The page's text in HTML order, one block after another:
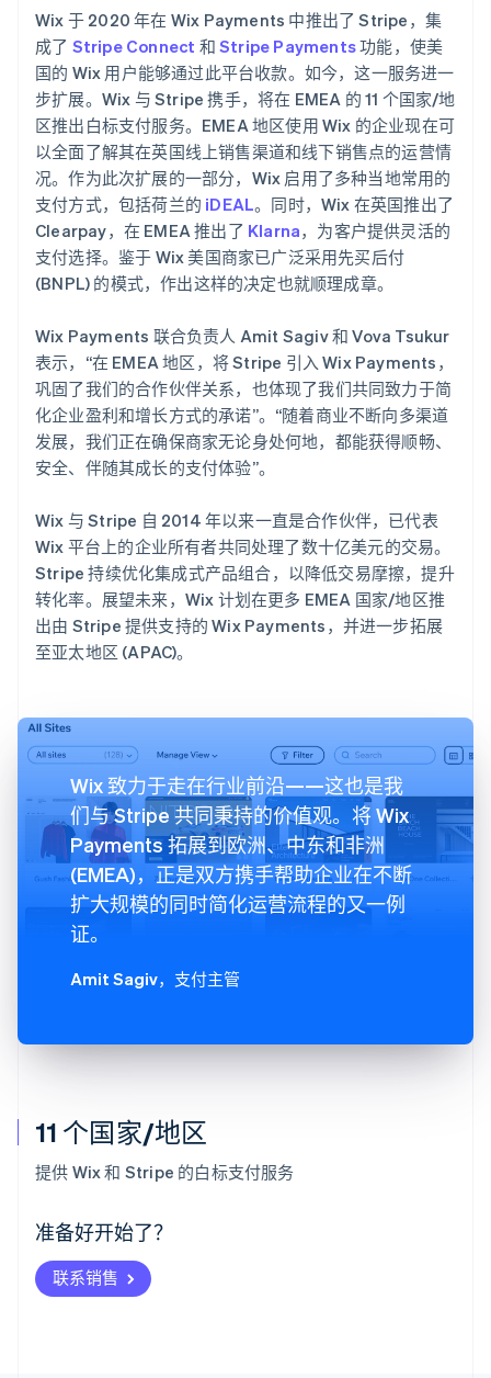
11 个国家/地区
提供 Wix 和 Stripe 的白标支付服务
准备好开始了？
联系销售
Wix 于 2020 年在 Wix Payments 中推出了 Stripe，集
成了 Stripe Connect 和Stripe Payments功能，使美
国的 Wix 用户能够通过此平台收款。如今，这一服务进一
步扩展。Wix 与 Stripe 携手，将在 EMEA 的 11 个国家/地
区推出白标支付服务。EMEA 地区使用 Wix 的企业现在可
以全面了解其在英国线上销售渠道和线下销售点的运营情
况。作为此次扩展的一部分，Wix 启用了多种当地常用的
支付方式，包括荷兰的 iDEAL。同时，Wix 在英国推出了
Clearpay，在 EMEA 推出了 Klarna，为客户提供灵活的
支付选择。鉴于 Wix 美国商家已广泛采用先买后付
(BNPL) 的模式，作出这样的决定也就顺理成章。
Wix Payments 联合负责人 Amit Sagiv 和 Vova Tsukur
表示，“在 EMEA 地区，将 Stripe 引入 Wix Payments，
巩固了我们的合作伙伴关系，也体现了我们共同致力于简
化企业盈利和增长方式的承诺”。“随着商业不断向多渠道
发展，我们正在确保商家无论身处何地，都能获得顺畅、
安全、伴随其成长的支付体验”。
Wix 与 Stripe 自 2014 年以来一直是合作伙伴，已代表
Wix 平台上的企业所有者共同处理了数十亿美元的交易。
Stripe 持续优化集成式产品组合，以降低交易摩擦，提升
转化率。展望未来，Wix 计划在更多 EMEA 国家/地区推
出由 Stripe 提供支持的 Wix Payments，并进一步拓展
至亚太地区 (APAC)。
Wix 致力于走在行业前沿——这也是我
们与 Stripe 共同秉持的价值观。将 Wix
Payments 拓展到欧洲、中东和非洲
(EMEA)，正是双方携手帮助企业在不断
扩大规模的同时简化运营流程的又一例
证。
Amit Sagiv，支付主管
阿联酋
爱尔兰
爱沙尼亚
English
奥地利
Deutsch English